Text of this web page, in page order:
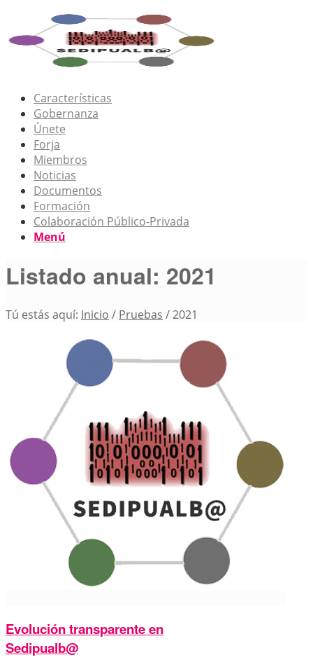
Características
Gobernanza
Únete
Forja
Miembros
Noticias
Documentos
Formación
Colaboración Público-Privada
Menú
Listado anual: 2021
Tú estás aquí: Inicio / Pruebas /2021
Evolución transparente en
Sedipualb@